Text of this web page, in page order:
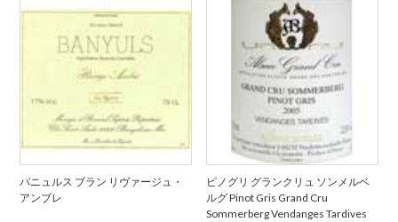
バニュルス ブラン リヴァージュ・
アンブレ
ピノグリ グランクリュ ソンメルベ
ルグ Pinot Gris Grand Cru
Sommerberg Vendanges Tardives